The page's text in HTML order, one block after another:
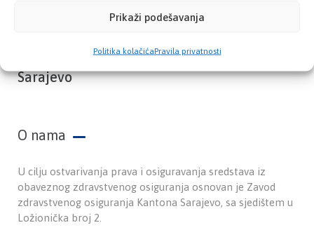
Prikaži podešavanja
Politika kolačićaPravila privatnosti
Zavod zdravstvenog osiguranja Kantona
Sarajevo
O nama
U cilju ostvarivanja prava i osiguravanja sredstava iz
obaveznog zdravstvenog osiguranja osnovan je Zavod
zdravstvenog osiguranja Kantona Sarajevo, sa sjedištem u
Ložionička broj 2.